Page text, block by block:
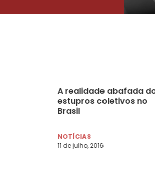
A realidade abafada
estupros coletivos no
Brasil
NOTÍCIAS
11 de julho, 2016